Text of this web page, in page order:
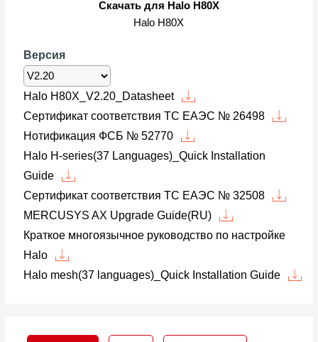
Скачать для Halo H80X
Halo H80X
Версия
Halo H80X_V2.20_Datasheet
Сертификат соответствия ТС ЕАЭС № 26498
Нотификация ФСБ № 52770
Halo H-series(37 Languages)_Quick Installation
Guide
Сертификат соответствия ТС ЕАЭС № 32508
MERCUSYS AX Upgrade Guide(RU)
Краткое многоязычное руководство по настройке
Halo
Halo mesh(37 languages)_Quick Installation Guide